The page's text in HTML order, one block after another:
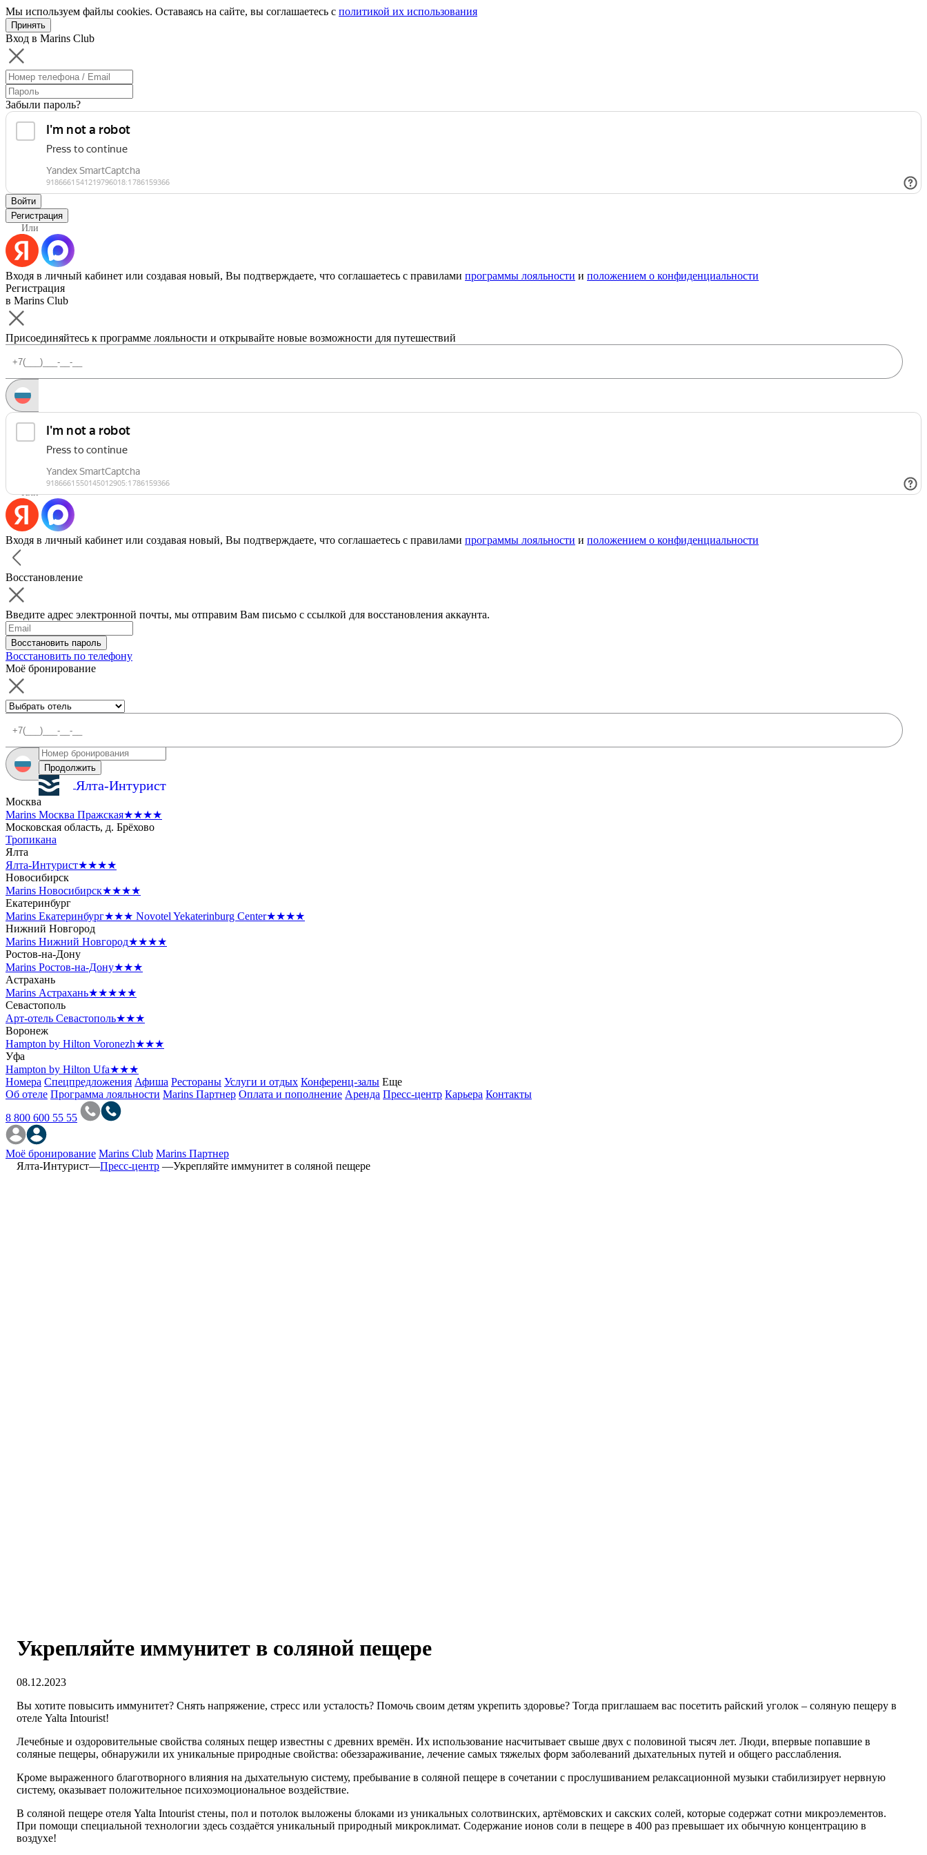
Мы используем файлы cookies. Оставаясь на сайте, вы соглашаетесь с политикой их использования
Принять
Вход в Marins Club
Забыли пароль?
Войти
Регистрация
Или
Входя в личный кабинет или создавая новый, Вы подтверждаете, что соглашаетесь с правилами программы лояльности и положением о конфиденциальности
Регистрация
в Marins Club
Присоединяйтесь к программе лояльности и открывайте новые возможности для путешествий
Запросить код
Уже есть аккаунт?Войти
Или
Входя в личный кабинет или создавая новый, Вы подтверждаете, что соглашаетесь с правилами программы лояльности и положением о конфиденциальности
Восстановление
Введите адрес электронной почты, мы отправим Вам письмо с ссылкой для восстановления аккаунта.
Восстановить пароль
Восстановить по телефону
Моё бронирование
Продолжить
Ялта-Интурист
Москва
Marins Москва Пражская★★★★
Московская область, д. Брёхово
Тропикана
Ялта
Ялта-Интурист★★★★
Новосибирск
Marins Новосибирск★★★★
Екатеринбург
Marins Екатеринбург★★★ Novotel Yekaterinburg Center★★★★
Нижний Новгород
Marins Нижний Новгород★★★★
Ростов-на-Дону
Marins Ростов-на-Дону★★★
Астрахань
Marins Астрахань★★★★★
Севастополь
Арт-отель Севастополь★★★
Воронеж
Hampton by Hilton Voronezh★★★
Уфа
Hampton by Hilton Ufa★★★
Номера Спецпредложения Афиша Рестораны Услуги и отдых Конференц-залы Еще
Об отеле Программа лояльности Marins Партнер Оплата и пополнение Аренда Пресс-центр Карьера Контакты
8 800 600 55 55
Моё бронирование Marins Club Marins Партнер
Ялта-Интурист—Пресс-центр —Укрепляйте иммунитет в соляной пещере
Укрепляйте иммунитет в соляной пещере
08.12.2023
Вы хотите повысить иммунитет? Снять напряжение, стресс или усталость? Помочь своим детям укрепить здоровье? Тогда приглашаем вас посетить райский уголок – соляную пещеру в
отеле Yalta Intourist!
Лечебные и оздоровительные свойства соляных пещер известны с древних времён. Их использование насчитывает свыше двух с половиной тысяч лет. Люди, впервые попавшие в
соляные пещеры, обнаружили их уникальные природные свойства: обеззараживание, лечение самых тяжелых форм заболеваний дыхательных путей и общего расслабления.
Кроме выраженного благотворного влияния на дыхательную систему, пребывание в соляной пещере в сочетании с прослушиванием релаксационной музыки стабилизирует нервную
систему, оказывает положительное психоэмоциональное воздействие.
В соляной пещере отеля Yalta Intourist стены, пол и потолок выложены блоками из уникальных солотвинских, артёмовских и сакских солей, которые содержат сотни микроэлементов.
При помощи специальной технологии здесь создаётся уникальный природный микроклимат. Содержание ионов соли в пещере в 400 раз превышает их обычную концентрацию в
воздухе!